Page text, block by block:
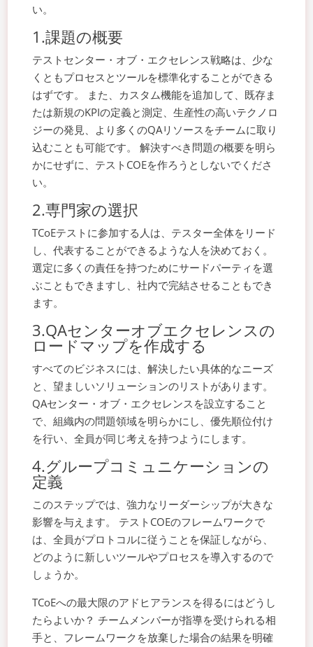
い。
1.課題の概要
テストセンター・オブ・エクセレンス戦略は、少な
くともプロセスとツールを標準化することができる
はずです。 また、カスタム機能を追加して、既存ま
たは新規のKPIの定義と測定、生産性の高いテクノロ
ジーの発見、より多くのQAリソースをチームに取り
込むことも可能です。 解決すべき問題の概要を明ら
かにせずに、テストCOEを作ろうとしないでくださ
い。
2.専門家の選択
TCoEテストに参加する人は、テスター全体をリード
し、代表することができるような人を決めておく。
選定に多くの責任を持つためにサードパーティを選
ぶこともできますし、社内で完結させることもでき
ます。
3.QAセンターオブエクセレンスの
ロードマップを作成する
すべてのビジネスには、解決したい具体的なニーズ
と、望ましいソリューションのリストがあります。
QAセンター・オブ・エクセレンスを設立すること
で、組織内の問題領域を明らかにし、優先順位付け
を行い、全員が同じ考えを持つようにします。
4.グループコミュニケーションの
定義
このステップでは、強力なリーダーシップが大きな
影響を与えます。 テストCOEのフレームワークで
は、全員がプロトコルに従うことを保証しながら、
どのように新しいツールやプロセスを導入するので
しょうか。
TCoEへの最大限のアドヒアランスを得るにはどうし
たらよいか？ チームメンバーが指導を受けられる相
手と、フレームワークを放棄した場合の結果を明確